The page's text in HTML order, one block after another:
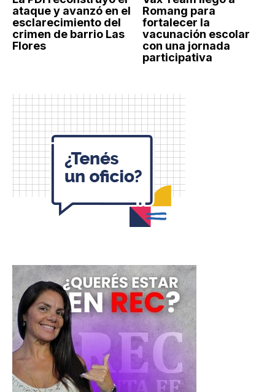
ataque y avanzó en el
esclarecimiento del
crimen de barrio Las
Flores
Romang para
fortalecer la
vacunación escolar
con una jornada
participativa